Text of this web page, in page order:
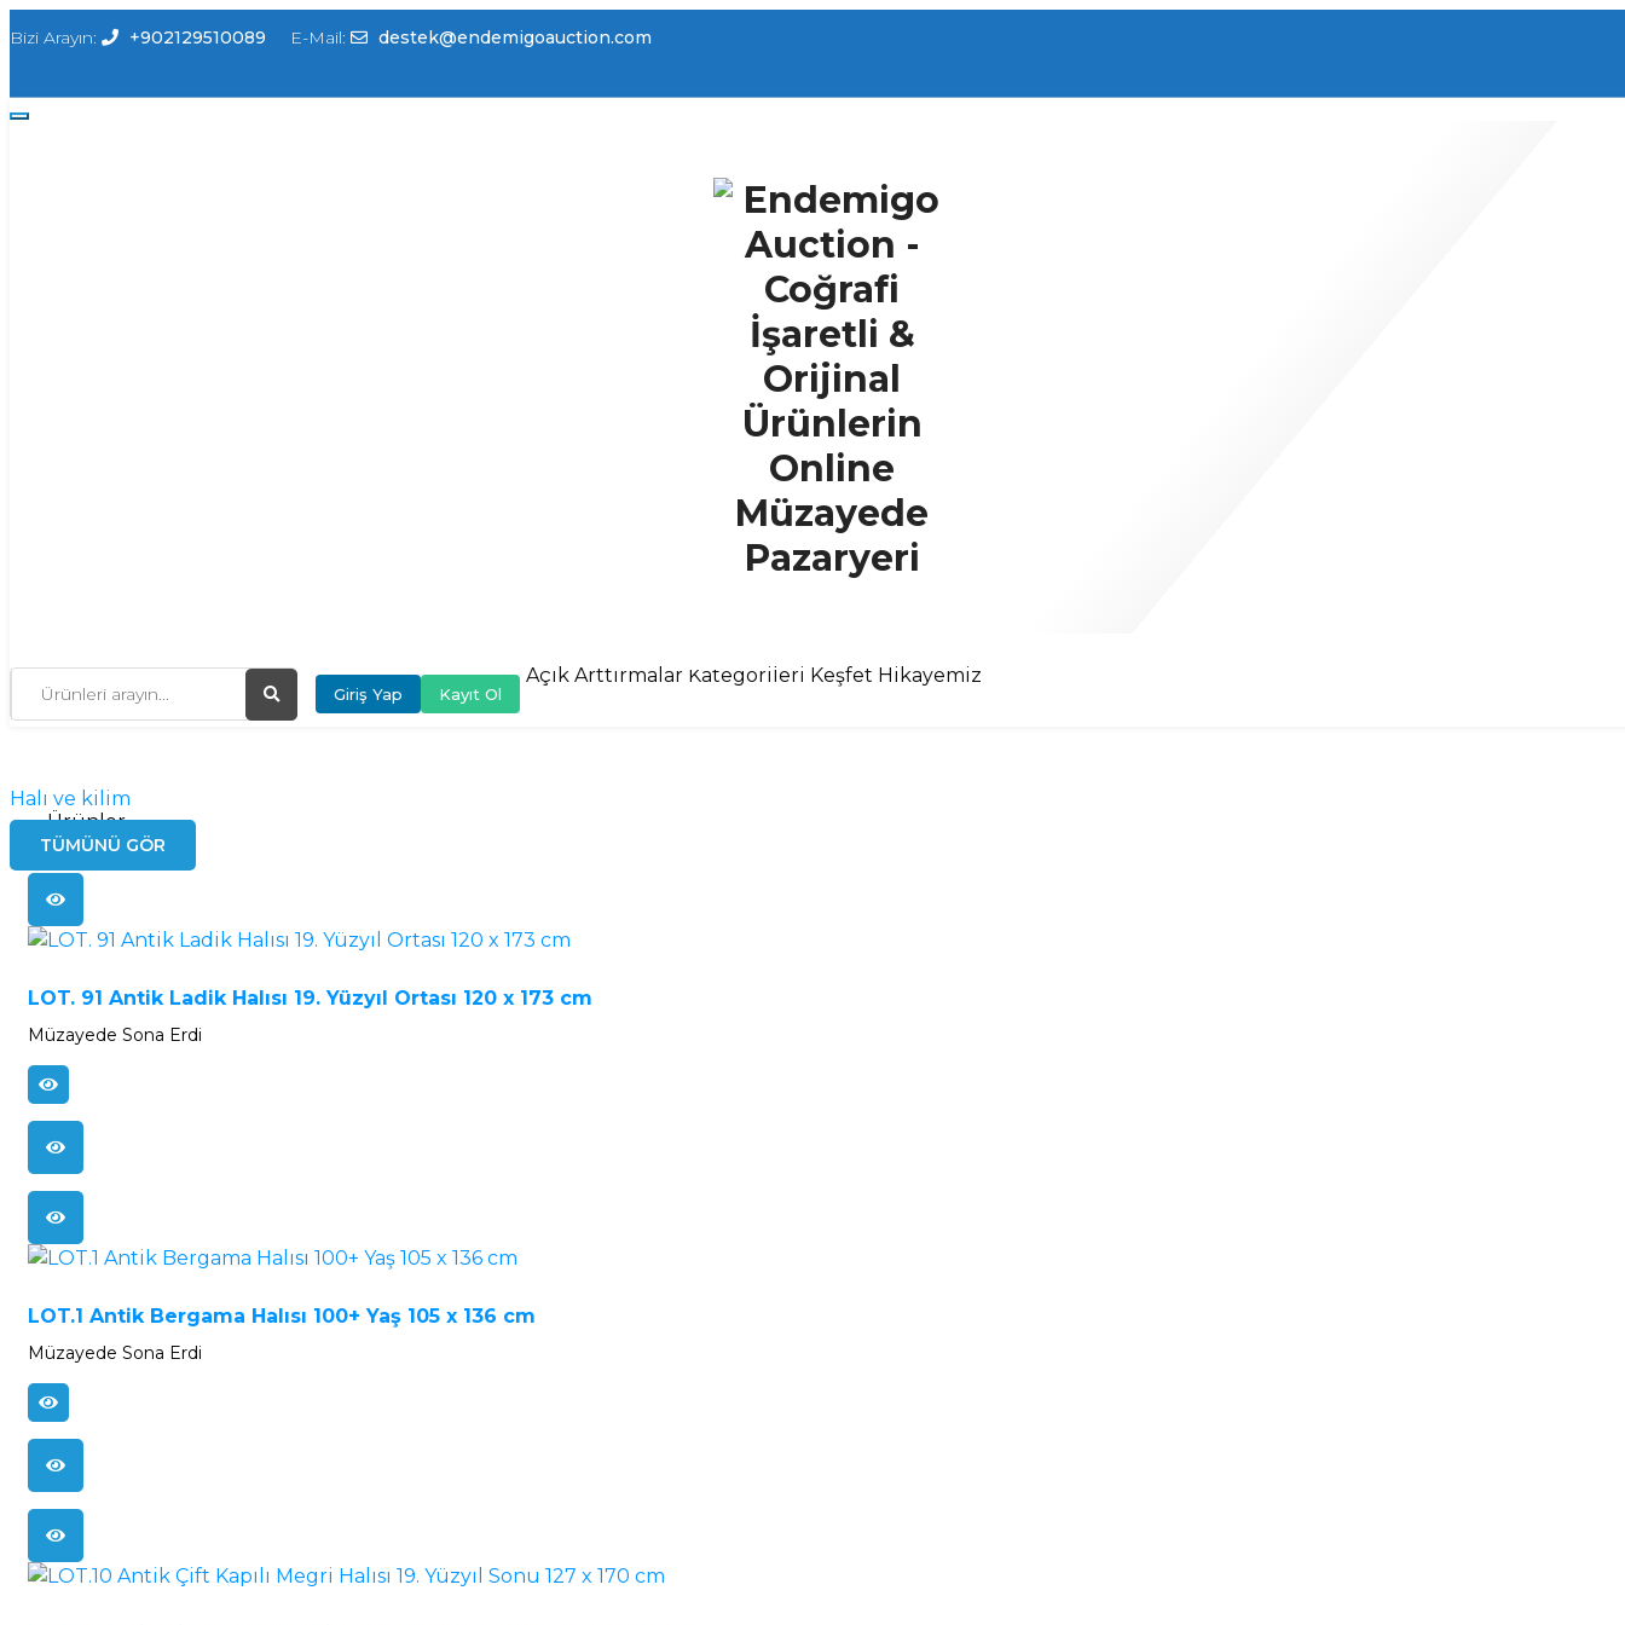
Bizi Arayın: +902129510089 E-Mail: destek@endemigoauction.com
Giriş Yap Kayıt Ol
Açık Arttırmalar Kategorileri Keşfet Hikayemiz
Halı ve kilim
152Ürünler
TÜMÜNÜ GÖR
LOT. 91 Antik Ladik Halısı 19. Yüzyıl Ortası 120 x 173 cm
Müzayede Sona Erdi
LOT.1 Antik Bergama Halısı 100+ Yaş 105 x 136 cm
Müzayede Sona Erdi